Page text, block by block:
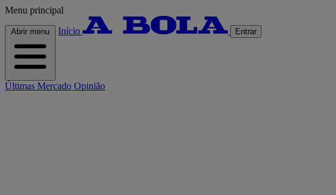
Menu principal
Abrir menu Início Entrar
Últimas Mercado Opinião